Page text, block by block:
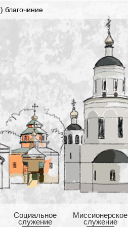
благочиние
Cоциальное
служение
Mиссионерское
служение